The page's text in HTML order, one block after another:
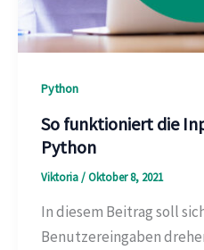
Python
So funktioniert die
Python
Viktoria/Oktober 8, 2021
In diesem Beitrag soll
Benutzereingaben